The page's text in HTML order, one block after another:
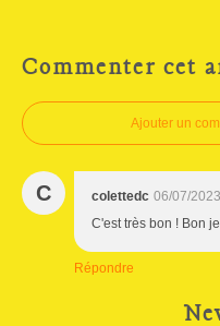
Commenter cet
Ajouter un
C colettedc 06/07/
C'est très bon ! Bon
Répondre